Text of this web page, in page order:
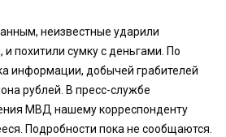
неизвестные ударили
и похитили сумку с деньгами. По
информации, добычей грабителей
рублей. В пресс-службе
МВД нашему корреспонденту
Подробности пока не сообщаются.